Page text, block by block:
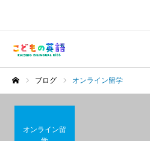
ブログ オンライン留学
オンライン留